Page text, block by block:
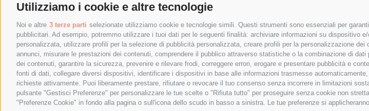
Utilizziamo i cookie e altre tecnologie
Noi e altre 3 terze parti selezionate utilizziamo cookie e tecnologie simili. Questi strumenti sono essenziali per
pubblicitari. Ad esempio, potremmo utilizzare i tuoi dati per le seguenti finalità: archiviare informazioni su dispositivo
personalizzata, utilizzare profili per la selezione di pubblicità personalizzata, creare profili per la personalizzazione
annunci, misurare le prestazioni dei contenuti, comprendere il pubblico attraverso statistiche o la combinazione di
dei contenuti, garantire la sicurezza, prevenire e rilevare frodi, correggere errori, erogare e presentare pubblicità e
fonti di dati, collegare diversi dispositivi, identificare i dispositivi in base alle informazioni trasmesse
richieste attivamente. Puoi liberamente prestare, rifiutare o revocare il tuo consenso senza incorrere in limitazioni
pulsante "Gestisci Preferenze" per personalizzare le tue scelte o "Rifiuta tutto" per proseguire senza cookie non
"Preferenze Cookie" in fondo alla pagina o sull'icona dello scudo in basso a sinistra. Le tue preferenze si
© 2015 SorrentoPress. All rights reserved.